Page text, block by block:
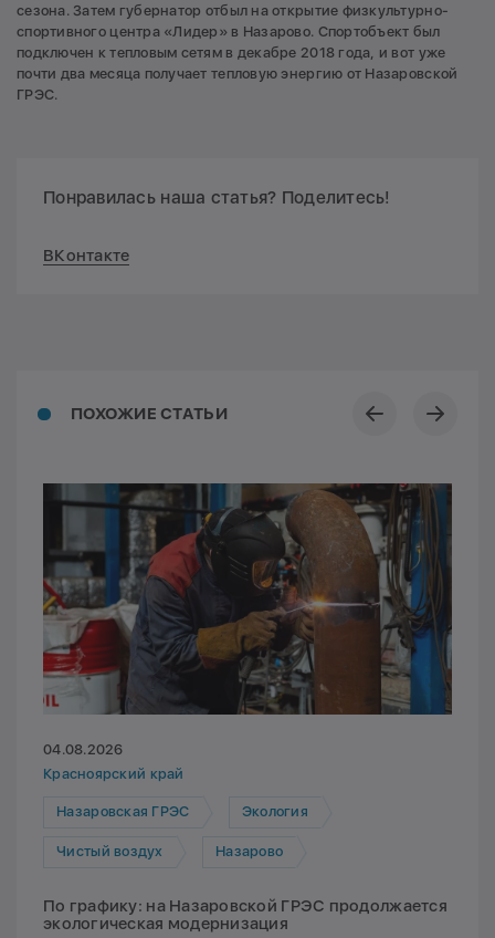
сезона. Затем губернатор отбыл на открытие физкультурно-
спортивного центра «Лидер» в Назарово. Спортобъект был
подключен к тепловым сетям в декабре 2018 года, и вот уже
почти два месяца получает тепловую энергию от Назаровской
ГРЭС.
Понравилась наша статья? Поделитесь!
ВКонтакте
ПОХОЖИЕ СТАТЬИ
04.08.2026
Красноярский край
Назаровская ГРЭС Экология
Чистый воздух Назарово
По графику: на Назаровской ГРЭС продолжается
экологическая модернизация